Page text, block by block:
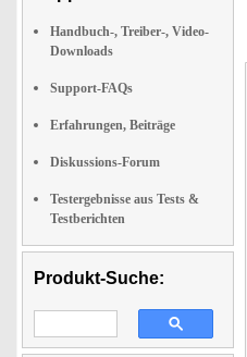
Handbuch-, Treiber-, Video-
Downloads
Support-FAQs
Erfahrungen, Beiträge
Diskussions-Forum
Testergebnisse aus Tests &
Testberichten
Produkt-Suche: